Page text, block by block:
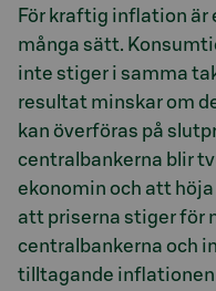
För kraftig inflation är
många sätt.
inte stiger i samma
resultat minskar om
kan överföras på
centralbankerna blir
ekonomin och att
att priserna stiger för
centralbankerna och
tilltagande